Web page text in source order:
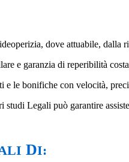
dove attuabile, dalla
e garanzia di reperibilità
le bonifiche con velocità,
Legali può garantire
DI: